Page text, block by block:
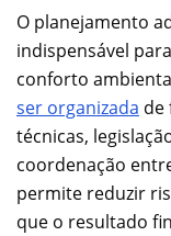
O planejamento
indispensável
conforto
ser organizada de
técnicas,
coordenação
permite reduzir
que o resultado